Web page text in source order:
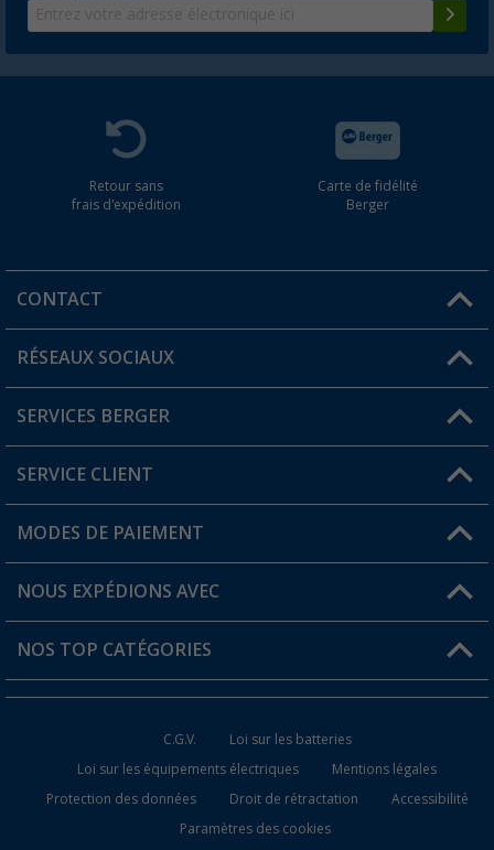
Retour sans
frais d'expédition
Carte de fidélité
Berger
CONTACT
Une question ?
Trouver une magasin
RÉSEAUX SOCIAUX
SERVICES BERGER
Devenir revendeur
Mon compte
Carte de fidélité Berger
SERVICE CLIENT
FAQ et contact
Informations sur l'expédition
Statut de la commande
MODES DE PAIEMENT
NOUS EXPÉDIONS AVEC
NOS TOP CATÉGORIES
Meubles de camping
C.G.V.
Loi sur les batteries
Loi sur les équipements électriques
Mentions légales
Protection des données
Droit de rétractation
Accessibilité
Paramètres des cookies